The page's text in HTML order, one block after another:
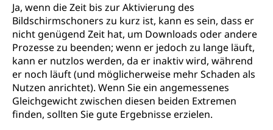
Ja, wenn die Zeit bis zur Aktivierung des
Bildschirmschoners zu kurz ist, kann es sein, dass er
nicht genügend Zeit hat, um Downloads oder andere
Prozesse zu beenden; wenn er jedoch zu lange läuft,
kann er nutzlos werden, da er inaktiv wird, während
er noch läuft (und möglicherweise mehr Schaden als
Nutzen anrichtet). Wenn Sie ein angemessenes
Gleichgewicht zwischen diesen beiden Extremen
finden, sollten Sie gute Ergebnisse erzielen.